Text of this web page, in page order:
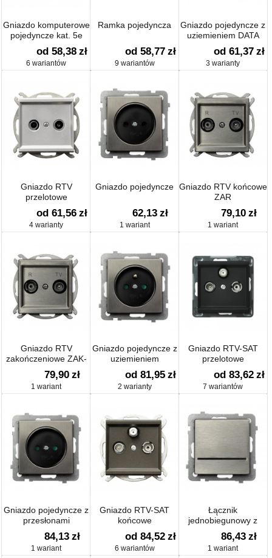
Gniazdo komputerowe
pojedyncze kat. 5e
od 58,38 zł
6 wariantów
Ramka pojedyncza
od 58,77 zł
9 wariantów
Gniazdo pojedyncze z
uziemieniem DATA
od 61,37 zł
3 warianty
Gniazdo RTV
przelotowe
od 61,56 zł
4 warianty
Gniazdo pojedyncze
62,13 zł
1 wariant
Gniazdo RTV końcowe
ZAR
79,10 zł
1 wariant
Gniazdo RTV
zakończeniowe ZAK-
10
79,90 zł
1 wariant
Gniazdo pojedyncze z
uziemieniem
od 81,95 zł
2 warianty
Gniazdo RTV-SAT
przelotowe
od 83,62 zł
7 wariantów
Gniazdo pojedyncze z
przesłonami
84,13 zł
1 wariant
Gniazdo RTV-SAT
końcowe
od 84,52 zł
6 wariantów
Łącznik
jednobiegunowy z
podświetleniem
86,43 zł
1 wariant